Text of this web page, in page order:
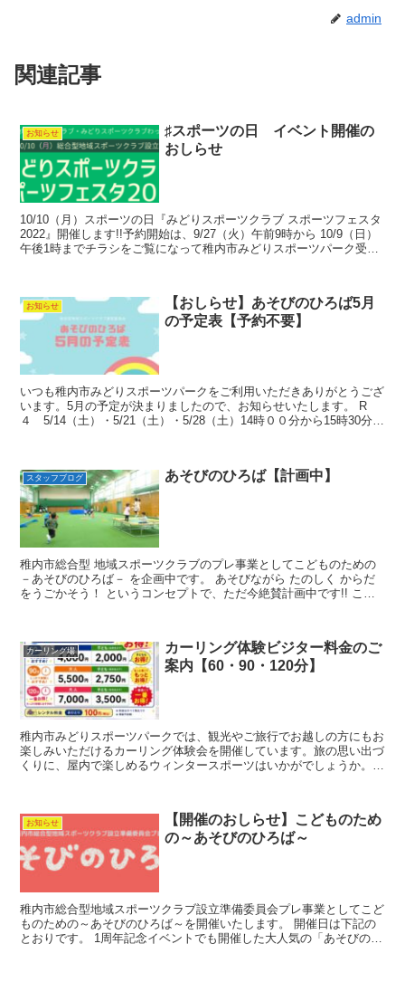
admin
関連記事
お知らせ
♯スポーツの日 イベント開催の
おしらせ
10/10（月）スポーツの日『みどりスポーツクラブ スポーツフェスタ
2022』開催します!!予約開始は、9/27（火）午前9時から 10/9（日）
午後1時までチラシをご覧になって稚内市みどりスポーツパーク受付
お知らせ
【おしらせ】あそびのひろば5月
の予定表【予約不要】
いつも稚内市みどりスポーツパークをご利用いただきありがとうござ
います。5月の予定が決まりましたので、お知らせいたします。 R
４ 5/14（土）・5/21（土）・5/28（土）14時００分から15時30分
スタッフブログ あそびのひろば【計画中】
稚内市総合型 地域スポーツクラブのプレ事業としてこどものための
－あそびのひろば－ を企画中です。 あそびながら たのしく からだ
をうごかそう！ というコンセプトで、ただ今絶賛計画中です!! この
カーリング場
カーリング体験ビジター料金のご
案内【60・90・120分】
稚内市みどりスポーツパークでは、観光やご旅行でお越しの方にもお
楽しみいただけるカーリング体験会を開催しています。旅の思い出づ
くりに、屋内で楽しめるウィンタースポーツはいかがでしょうか。
お知らせ
【開催のおしらせ】こどものため
の～あそびのひろば～
稚内市総合型地域スポーツクラブ設立準備委員会プレ事業としてこど
ものための～あそびのひろば～を開催いたします。 開催日は下記の
とおりです。 1周年記念イベントでも開催した大人気の「あそびのひ